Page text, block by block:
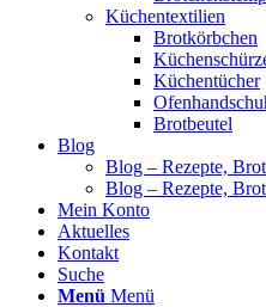
Küchentextilien
Brotkörbchen
Küchentücher
Brotbeutel
Blog
Blog – Rezepte,
Blog – Rezepte,
Mein Konto
Aktuelles
Kontakt
Suche
Menü Menü